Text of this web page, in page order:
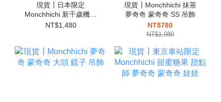
現貨┃日本限定
Monchhichi 新千歲機場
機長 空姐 夢奇奇 蒙奇奇
NT$1,480
現貨┃Monchhichi 抹茶
夢奇奇 蒙奇奇 SS 吊飾
NT$780
NT$1,080